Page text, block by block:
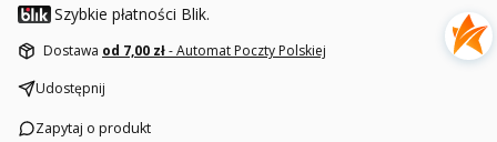
Szybkie płatności Blik.
Dostawa od 7,00 zł- Automat Poczty Polskiej
Udostępnij
Zapytaj o produkt